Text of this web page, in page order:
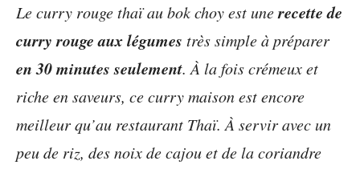
Le curry rouge thaï au bok choy est unerecette de
curry rouge aux légumes très simple à préparer
en 30 minutes seulement. À la fois crémeux et
riche en saveurs, ce curry maison est encore
meilleur qu’au restaurant Thaï. À servir avec un
peu de riz, des noix de cajou et de la coriandre